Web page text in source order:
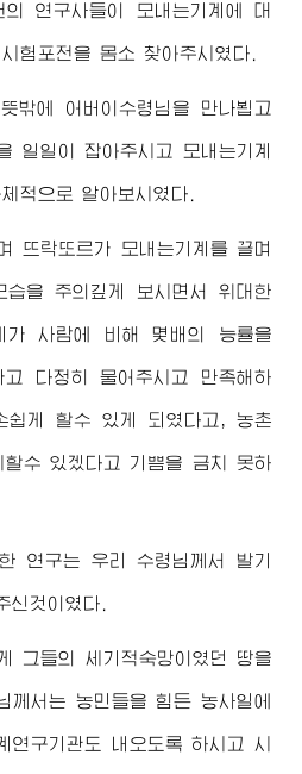
의 연구사들이 모내는기계에 대
험포전을 몸소 찾아주시였다.
밖에 어버이수령님 을 만나뵙고
일일이 잡아주시고 모내는기계
적으로 알아보시였다.
뜨락또르가 모내는기계를 끌며
을 주의깊게 보시면서 위대한
가 사람에 비해 몇배의 능률을
고 다정히 물어주시고 만족해하
쉽게 할수 있게 되였다고, 농촌
수 있겠다고 기쁨을 금치 못하
연구는 우리 수령님께서 발기
신것이였다.
그들의 세기적숙망이였던 땅을
께서는 농민들을 힘든 농사일에
연구기관도 내오도록 하시고 시